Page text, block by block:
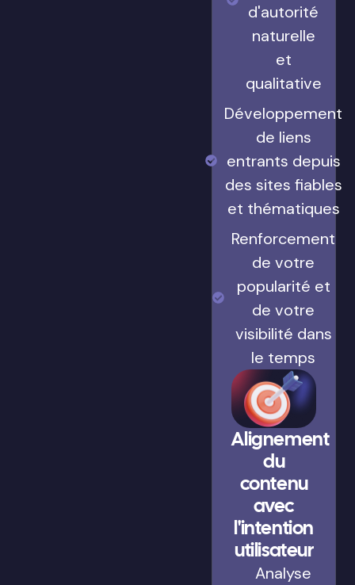
d'autorité
naturelle
et
qualitative
Développement
de liens
entrants depuis
des sites fiables
et thématiques
Renforcement
de votre
popularité et
de votre
visibilité dans
le temps
Alignement
du
contenu
avec
l'intention
utilisateur
Analyse